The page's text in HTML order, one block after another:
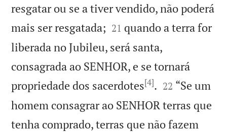
resgatar ou se a tiver vendido, não poderá
mais ser resgatada; 

21 quando a terra for
liberada no Jubileu, será santa,
consagrada ao SENHOR, e se tornará
propriedade dos sacerdotes[4]. 

22 “Se um
homem consagrar ao SENHOR terras que
tenha comprado, terras que não fazem